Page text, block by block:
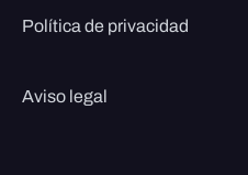
Política de privacidad
Aviso legal